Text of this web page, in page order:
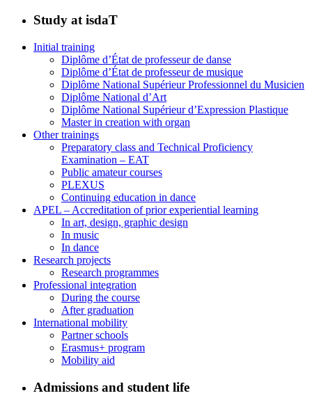
Study at isdaT
Initial training
Diplôme d’État de professeur de danse
Diplôme d’État de professeur de musique
Diplôme National Supérieur Professionnel du Musicien
Diplôme National d’Art
Diplôme National Supérieur d’Expression Plastique
Master in creation with organ
Other trainings
Preparatory class and Technical Proficiency
Examination – EAT
Public amateur courses
PLEXUS
Continuing education in dance
APEL – Accreditation of prior experiential learning
In art, design, graphic design
In music
In dance
Research projects
Research programmes
Professional integration
During the course
After graduation
International mobility
Partner schools
Erasmus+ program
Mobility aid
Admissions and student life